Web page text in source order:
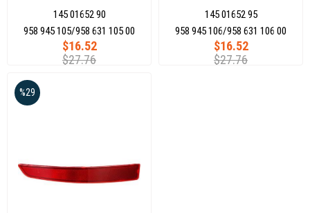
145 01652 90
$16.52
$27.76
958 945 105/958 631 105 00
145 01652 95
$16.52
$27.76
958 945 106/958 631 106 00
%29